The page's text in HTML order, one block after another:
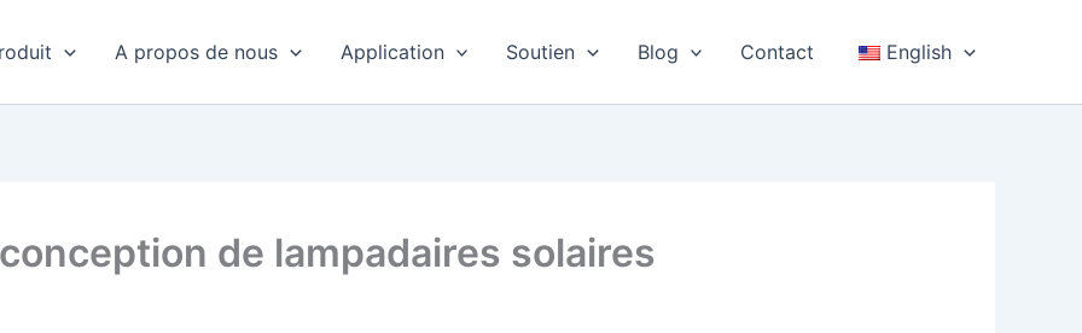
A propos de nous Application Soutien Blog Contact English
de lampadaires solaires